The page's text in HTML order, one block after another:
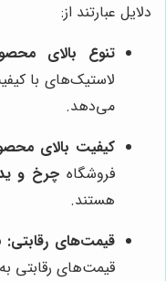
دلایل عبارتند از:
تنوع بالای
لاستیک‌های با
می‌دهد.
کیفیت بالای
فروشگاه چرخ و
هستند.
قیمت‌های رقابتی:
قیمت‌های رقابتی